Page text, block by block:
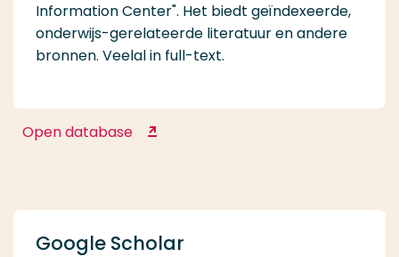
Information Center". Het biedt geïndexeerde,
onderwijs-gerelateerde literatuur en andere
bronnen. Veelal in full-text.
Open database ERIC
Google Scholar